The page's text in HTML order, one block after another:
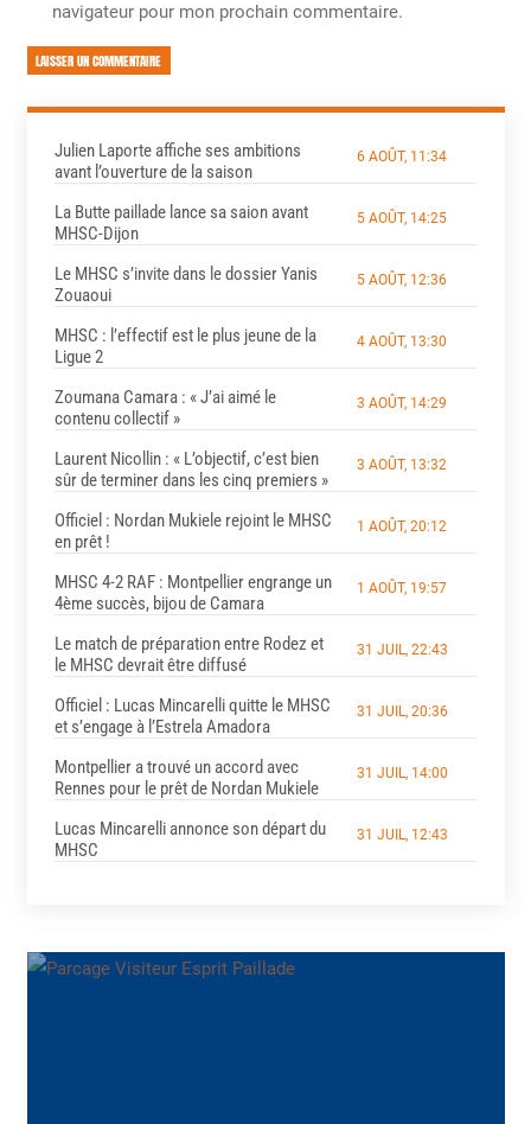
navigateur pour mon prochain commentaire.
LAISSER UN COMMENTAIRE
Julien Laporte affiche ses ambitions
avant l’ouverture de la saison
6 AOÛT, 11:34
La Butte paillade lance sa saion avant
MHSC-Dijon
5 AOÛT, 14:25
Le MHSC s’invite dans le dossier Yanis
Zouaoui
5 AOÛT, 12:36
MHSC : l’effectif est le plus jeune de la
Ligue 2
4 AOÛT, 13:30
Zoumana Camara : « J’ai aimé le
contenu collectif »
3 AOÛT, 14:29
Laurent Nicollin : « L’objectif, c’est bien
sûr de terminer dans les cinq premiers »
3 AOÛT, 13:32
Officiel : Nordan Mukiele rejoint le MHSC
en prêt !
1 AOÛT, 20:12
MHSC 4-2 RAF : Montpellier engrange un
4ème succès, bijou de Camara
1 AOÛT, 19:57
Le match de préparation entre Rodez et
le MHSC devrait être diffusé
31 JUIL, 22:43
Officiel : Lucas Mincarelli quitte le MHSC
et s’engage à l’Estrela Amadora
31 JUIL, 20:36
Montpellier a trouvé un accord avec
Rennes pour le prêt de Nordan Mukiele
31 JUIL, 14:00
Lucas Mincarelli annonce son départ du
MHSC
31 JUIL, 12:43